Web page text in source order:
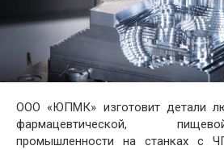
ООО «ЮПМК» изготовит детали
фармацевтической,
промышленности на станках с